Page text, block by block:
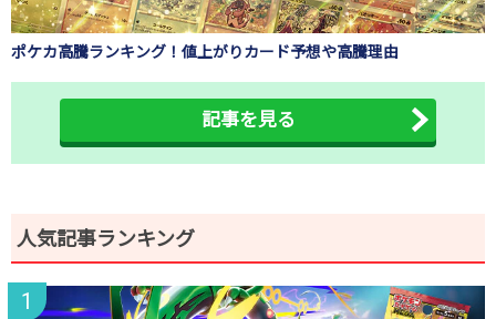
ポケカ高騰ランキング！値上がりカード予想や高騰理由
記事を見る
人気記事ランキング